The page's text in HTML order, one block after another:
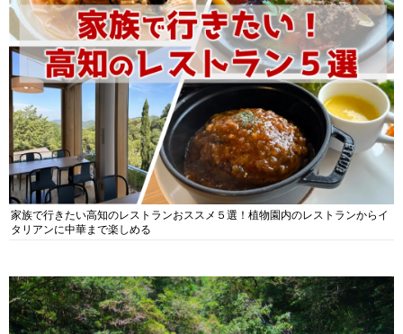
家族で行きたい高知のレストランおススメ５選！植物園内のレストランからイ
タリアンに中華まで楽しめる